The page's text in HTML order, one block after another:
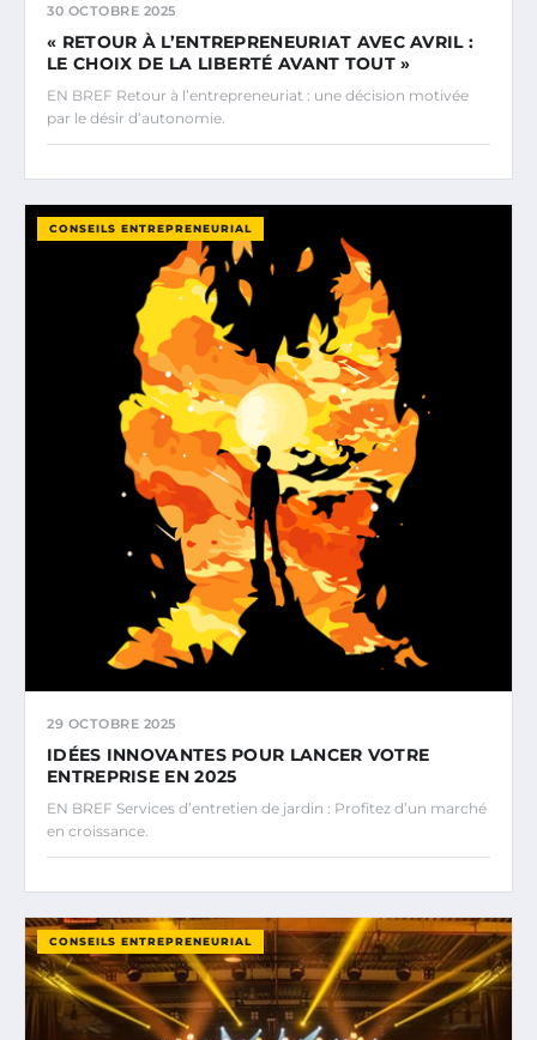
30 OCTOBRE 2025
« RETOUR À L’ENTREPRENEURIAT AVEC AVRIL :
LE CHOIX DE LA LIBERTÉ AVANT TOUT »
EN BREF Retour à l’entrepreneuriat : une décision motivée
par le désir d’autonomie.
CONSEILS ENTREPRENEURIAL
29 OCTOBRE 2025
IDÉES INNOVANTES POUR LANCER VOTRE
ENTREPRISE EN 2025
EN BREF Services d’entretien de jardin : Profitez d’un marché
en croissance.
CONSEILS ENTREPRENEURIAL